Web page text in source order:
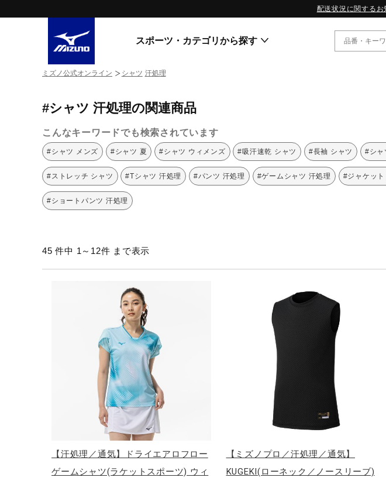
配送状況に関するお
スポーツ・カテゴリから探す
ライフスタイルウエア
ランニング
サッカー／フットサル
野球
バレーボール
ウィンタースポーツ
ライフスタイルグッズ
WAVE PROPHECY
MORELIA LS
WAVE RIDER
MXR
ゴアテックス
W.PROPHECY1｜特集
WP MAGIC MITA｜特集
WP STRAP｜特集
スペシャルカラーパック｜特集
ミズノ公式オンライン シャツ 汗処理
#シャツ 汗処理の関連商品
こんなキーワードでも検索されています
#シャツ メンズ #シャツ 夏 #シャツ ウィメンズ #吸汗速乾 シャツ #長袖 シャツ #シャ
#ストレッチ シャツ #Tシャツ 汗処理 #パンツ 汗処理 #ゲームシャツ 汗処理 #ジャケット
#ショートパンツ 汗処理
45 件中 1～12件 まで表示
【汗処理／通気】ドライエアロフロー
ゲームシャツ(ラケットスポーツ) ウィ
【ミズノプロ／汗処理／通気】
KUGEKI(ローネック／ノースリーブ)